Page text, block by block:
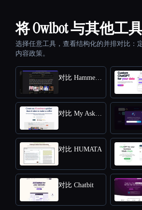
将 Owlbot 与其他工
选择任意工具，查看结构化的并排对比：
内容政策。
对比 HammerAI
对比 My AskAI
对比 HUMATA
对比 Chatbit